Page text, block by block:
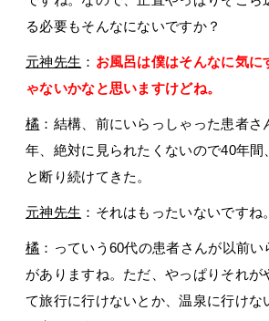
る必要もそんなにないですか？
元神先生 ： お風呂は僕はそんなに気に
ゃないかなと思いますけどね。
橘 ：結構、前にいらっしゃった患者
年、絶対に見られたくないので40年間
と断り続けてきた。
元神先生 ：それはもったいないですね。
橘 ：っていう60代の患者さんが以前い
がありますね。ただ、やっぱりそれが
て旅行に行けないとか、温泉に行けな